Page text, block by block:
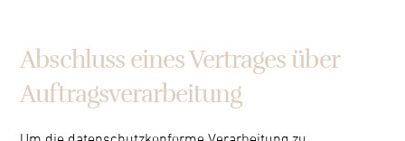
Abschluss eines Vertrages über
Auftragsverarbeitung